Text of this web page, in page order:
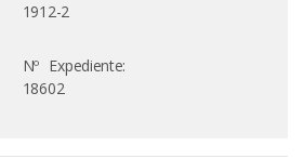
1912-2
Nº Expediente:
18602